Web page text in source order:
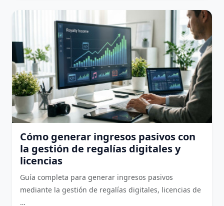
Cómo generar ingresos pasivos con
la gestión de regalías digitales y
licencias
Guía completa para generar ingresos pasivos
mediante la gestión de regalías digitales, licencias de
…